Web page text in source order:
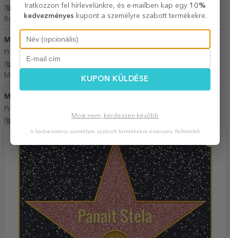
Fordítás mutatása
Roland,Románia
Mihaela 01 Március 2026
Profesionalism!
Mihaela,
Mihaela Lazăr
Profesioniști și prompți.
Iratkozzon fel hírlevelünkre, és e-mailben kap egy 10%
kedvezményes kupont a személyre szabott termékekre.
KUPON KÜLDÉSE
Most nem, kérdezzen később
A kedvezmény személyre szabott termékekre érvényes. Feltételek